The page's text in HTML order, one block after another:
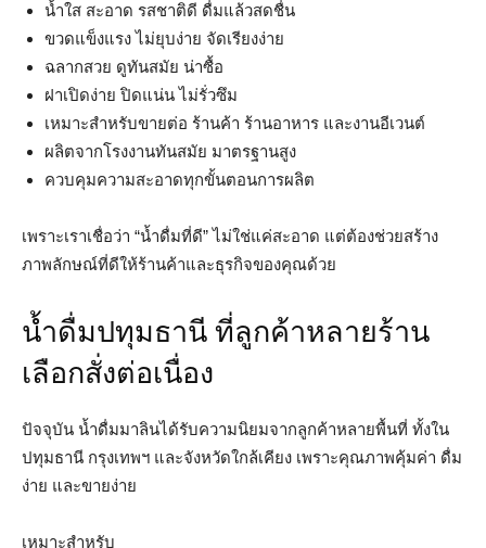
น้ำใส สะอาด รสชาติดี ดื่มแล้วสดชื่น
ขวดแข็งแรง ไม่ยุบง่าย จัดเรียงง่าย
ฉลากสวย ดูทันสมัย น่าซื้อ
ฝาเปิดง่าย ปิดแน่น ไม่รั่วซึม
เหมาะสำหรับขายต่อ ร้านค้า ร้านอาหาร และงานอีเวนต์
ผลิตจากโรงงานทันสมัย มาตรฐานสูง
ควบคุมความสะอาดทุกขั้นตอนการผลิต
เพราะเราเชื่อว่า “น้ำดื่มที่ดี” ไม่ใช่แค่สะอาด แต่ต้องช่วยสร้าง
ภาพลักษณ์ที่ดีให้ร้านค้าและธุรกิจของคุณด้วย
น้ำดื่มปทุมธานี ที่ลูกค้าหลายร้าน
เลือกสั่งต่อเนื่อง
ปัจจุบัน น้ำดื่มมาลินได้รับความนิยมจากลูกค้าหลายพื้นที่ ทั้งใน
ปทุมธานี กรุงเทพฯ และจังหวัดใกล้เคียง เพราะคุณภาพคุ้มค่า ดื่ม
ง่าย และขายง่าย
เหมาะสำหรับ